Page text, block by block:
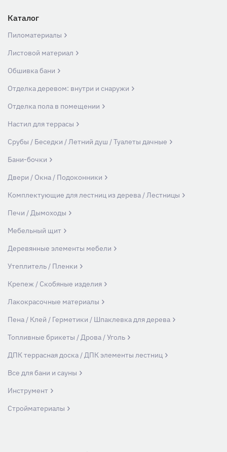
Каталог
Пиломатериалы
Листовой материал
Обшивка бани
Отделка деревом: внутри и снаружи
Отделка пола в помещении
Настил для террасы
Срубы / Беседки / Летний душ / Туалеты дачные
Бани-бочки
Двери / Окна / Подоконники
Комплектующие для лестниц из дерева / Лестницы
Печи / Дымоходы
Мебельный щит
Деревянные элементы мебели
Утеплитель / Пленки
Крепеж / Скобяные изделия
Лакокрасочные материалы
Пена / Клей / Герметики / Шпаклевка для дерева
Топливные брикеты / Дрова / Уголь
ДПК террасная доска / ДПК элементы лестниц
Все для бани и сауны
Инструмент
Стройматериалы